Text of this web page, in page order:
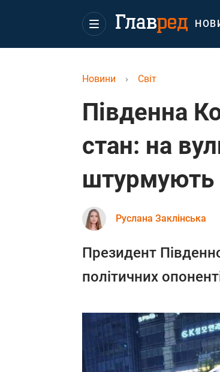
Новини › Світ
Південна
стан: на
штурмують
Руслана Заклінська
Президент
політичних